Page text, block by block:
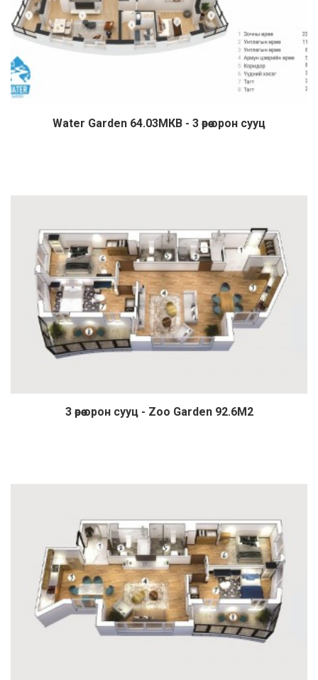
Дэлгэрэнгүй
Water Garden 64.03МКВ - 3 өрөө орон сууц
Дэлгэрэнгүй
3 өрөө орон сууц - Zoo Garden 92.6М2